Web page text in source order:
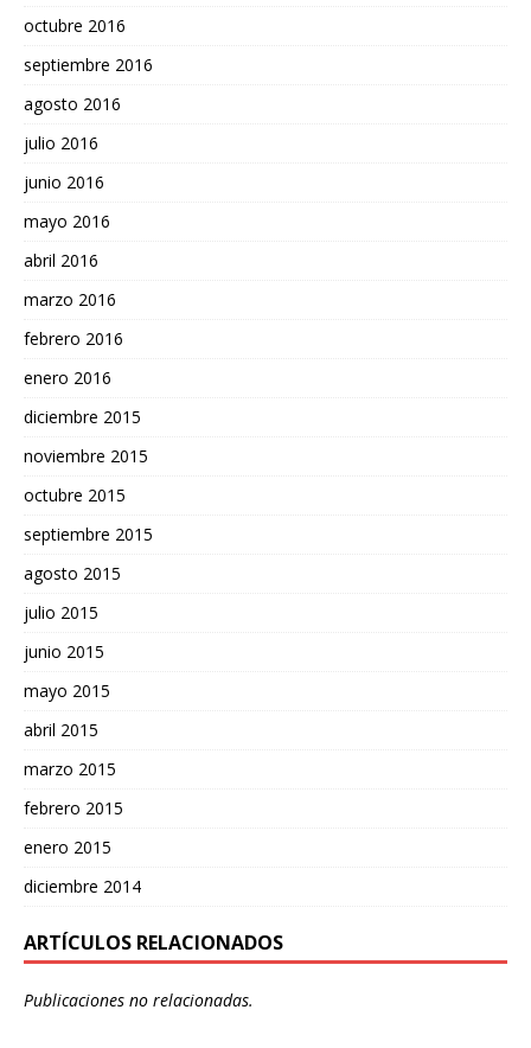
octubre 2016
septiembre 2016
agosto 2016
julio 2016
junio 2016
mayo 2016
abril 2016
marzo 2016
febrero 2016
enero 2016
diciembre 2015
noviembre 2015
octubre 2015
septiembre 2015
agosto 2015
julio 2015
junio 2015
mayo 2015
abril 2015
marzo 2015
febrero 2015
enero 2015
diciembre 2014
ARTÍCULOS RELACIONADOS
Publicaciones no relacionadas.